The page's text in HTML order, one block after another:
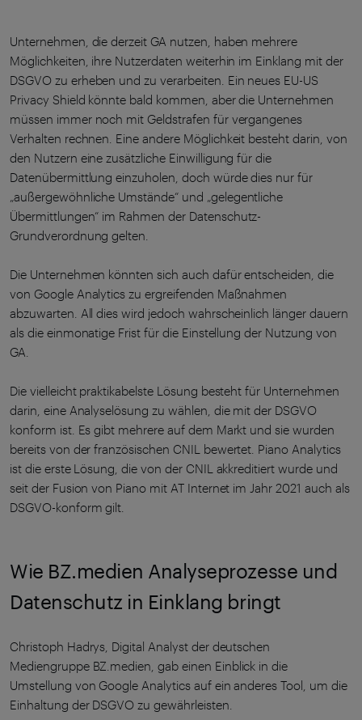
Unternehmen, die derzeit GA nutzen, haben mehrere
Möglichkeiten, ihre Nutzerdaten weiterhin im Einklang mit der
DSGVO zu erheben und zu verarbeiten. Ein neues EU-US
Privacy Shield könnte bald kommen, aber die Unternehmen
müssen immer noch mit Geldstrafen für vergangenes
Verhalten rechnen. Eine andere Möglichkeit besteht darin, von
den Nutzern eine zusätzliche Einwilligung für die
Datenübermittlung einzuholen, doch würde dies nur für
„außergewöhnliche Umstände“ und „gelegentliche
Übermittlungen“ im Rahmen der Datenschutz-
Grundverordnung gelten.
Die Unternehmen könnten sich auch dafür entscheiden, die
von Google Analytics zu ergreifenden Maßnahmen
abzuwarten. All dies wird jedoch wahrscheinlich länger dauern
als die einmonatige Frist für die Einstellung der Nutzung von
GA.
Die vielleicht praktikabelste Lösung besteht für Unternehmen
darin, eine Analyselösung zu wählen, die mit der DSGVO
konform ist. Es gibt mehrere auf dem Markt und sie wurden
bereits von der französischen CNIL bewertet. Piano Analytics
ist die erste Lösung, die von der CNIL akkreditiert wurde und
seit der Fusion von Piano mit AT Internet im Jahr 2021 auch als
DSGVO-konform gilt.
Wie BZ.medien Analyseprozesse und
Datenschutz in Einklang bringt
Christoph Hadrys, Digital Analyst der deutschen
Mediengruppe BZ.medien, gab einen Einblick in die
Umstellung von Google Analytics auf ein anderes Tool, um die
Einhaltung der DSGVO zu gewährleisten.